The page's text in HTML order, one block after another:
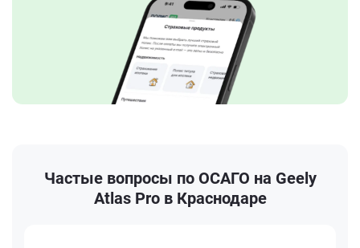
Частые вопросы по ОСАГО на Geely
Atlas Pro в Краснодаре